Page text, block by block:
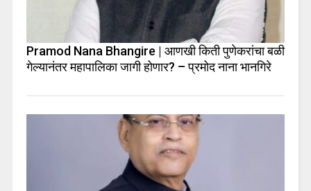
Pramod Nana Bhangire | आणखी किती पुणेकरांचा बळी
गेल्यानंतर महापालिका जागी होणार? – प्रमोद नाना भानगिरे